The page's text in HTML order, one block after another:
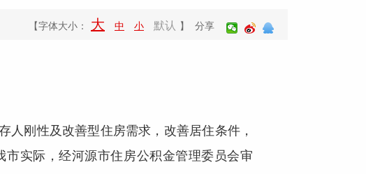
【字体大小： 大 中 小 默认 】 分享
刚性及改善型住房需求，改善居住条件，
实际，经河源市住房公积金管理委员会审